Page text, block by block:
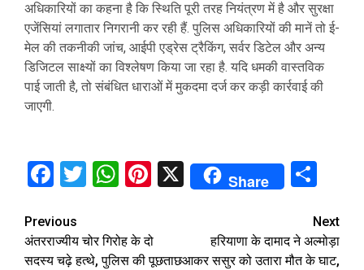
अधिकारियों का कहना है कि स्थिति पूरी तरह नियंत्रण में है और सुरक्षा
एजेंसियां लगातार निगरानी कर रही हैं. पुलिस अधिकारियों की मानें तो ई-
मेल की तकनीकी जांच, आईपी एड्रेस ट्रैकिंग, सर्वर डिटेल और अन्य
डिजिटल साक्ष्यों का विश्लेषण किया जा रहा है. यदि धमकी वास्तविक
पाई जाती है, तो संबंधित धाराओं में मुकदमा दर्ज कर कड़ी कार्रवाई की
जाएगी.
Facebook
Twitter
WhatsApp
Pinterest
X Share
Continue
Reading
Previous
अंतरराज्यीय चोर गिरोह के दो
सदस्य चढ़े हत्थे, पुलिस की पूछताछ
Next
हरियाणा के दामाद ने अल्मोड़ा
आकर ससुर को उतारा मौत के घाट,